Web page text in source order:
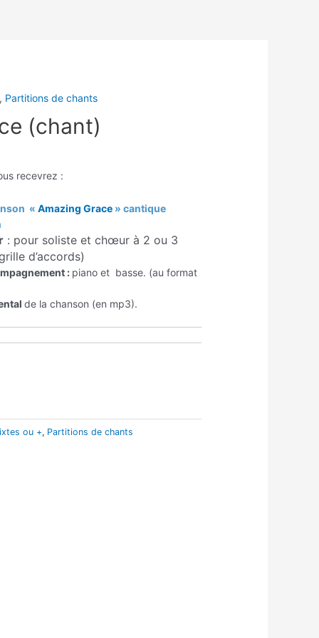
, Partitions de chants
(chant)
recevrez :
« Amazing Grace» cantique
: pour soliste et chœur à 2 ou 3
d’accords)
: piano et basse. (au format
de la chanson (en mp3).
ou +, Partitions de chants